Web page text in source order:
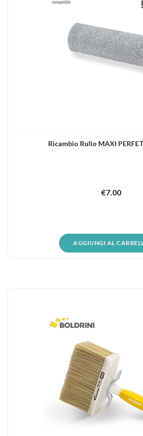
Ricambio Rullo MAXI
€7.00
AGGIUNGI AL